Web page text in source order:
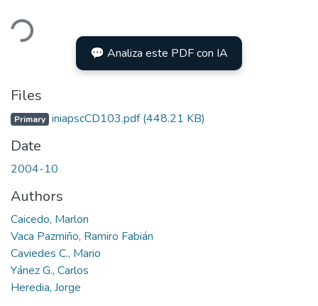
💬 Analiza este PDF con IA
Files
Primary iniapscCD103.pdf(448.21 KB)
Date
2004-10
Authors
Caicedo, Marlon
Vaca Pazmiño, Ramiro Fabián
Caviedes C., Mario
Yánez G., Carlos
Heredia, Jorge